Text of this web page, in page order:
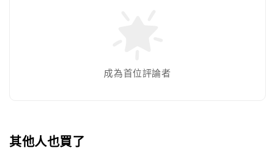
成為首位評論者
其他人也買了